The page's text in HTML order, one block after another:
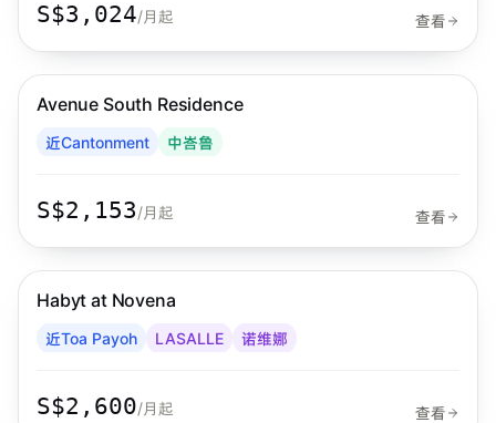
S$3,024/月起 查看
Habyt
步行 10 分钟到 MRT 中峇鲁
Avenue South Residence
近Cantonment 中峇鲁
S$2,153/月起 查看
Habyt
步行 12 分钟到 MRT 诺维娜
Habyt at Novena
近Toa Payoh LASALLE 诺维娜
S$2,600/月起 查看